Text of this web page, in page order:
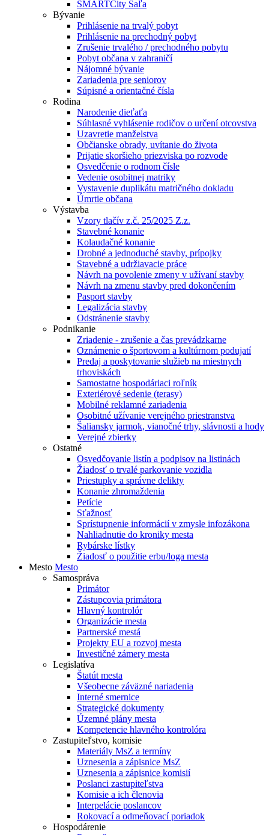
SMARTCity Šaľa
Bývanie
Prihlásenie na trvalý pobyt
Prihlásenie na prechodný pobyt
Zrušenie trvalého / prechodného pobytu
Pobyt občana v zahraničí
Nájomné bývanie
Zariadenia pre seniorov
Súpisné a orientačné čísla
Rodina
Narodenie dieťaťa
Súhlasné vyhlásenie rodičov o určení otcovstva
Uzavretie manželstva
Občianske obrady, uvítanie do života
Prijatie skoršieho priezviska po rozvode
Osvedčenie o rodnom čísle
Vedenie osobitnej matriky
Vystavenie duplikátu matričného dokladu
Úmrtie občana
Výstavba
Vzory tlačív z.č. 25/2025 Z.z.
Stavebné konanie
Kolaudačné konanie
Drobné a jednoduché stavby, prípojky
Stavebné a udržiavacie práce
Návrh na povolenie zmeny v užívaní stavby
Návrh na zmenu stavby pred dokončením
Pasport stavby
Legalizácia stavby
Odstránenie stavby
Podnikanie
Zriadenie - zrušenie a čas prevádzkarne
Oznámenie o športovom a kultúrnom podujatí
Predaj a poskytovanie služieb na miestnych
trhoviskách
Samostatne hospodáriaci roľník
Exteriérové sedenie (terasy)
Mobilné reklamné zariadenia
Osobitné užívanie verejného priestranstva
Šaliansky jarmok, vianočné trhy, slávnosti a hody
Verejné zbierky
Ostatné
Osvedčovanie listín a podpisov na listinách
Žiadosť o trvalé parkovanie vozidla
Priestupky a správne delikty
Konanie zhromaždenia
Petície
Sťažnosť
Sprístupnenie informácií v zmysle infozákona
Nahliadnutie do kroniky mesta
Rybárske lístky
Žiadosť o použitie erbu/loga mesta
Mesto Mesto
Samospráva
Primátor
Zástupcovia primátora
Hlavný kontrolór
Organizácie mesta
Partnerské mestá
Projekty EU a rozvoj mesta
Investičné zámery mesta
Legislatíva
Štatút mesta
Všeobecne záväzné nariadenia
Interné smernice
Strategické dokumenty
Územné plány mesta
Kompetencie hlavného kontrolóra
Zastupiteľstvo, komisie
Materiály MsZ a termíny
Uznesenia a zápisnice MsZ
Uznesenia a zápisnice komisií
Poslanci zastupiteľstva
Komisie a ich členovia
Interpelácie poslancov
Rokovací a odmeňovací poriadok
Hospodárenie